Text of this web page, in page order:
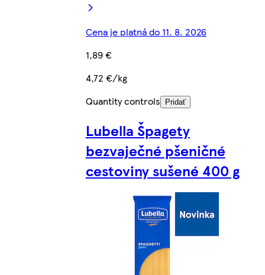
Cena je platná do 11. 8. 2026
1,89 €
4,72 €/kg
Quantity controls
Pridať
Lubella Špagety
bezvaječné pšeničné
cestoviny sušené 400 g